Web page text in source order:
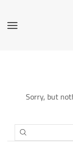
Sorry, but
SEARCH